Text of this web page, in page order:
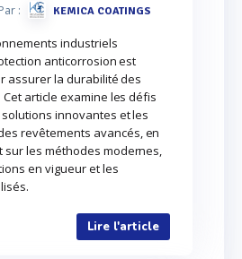
: KEMICA COATINGS
industriels
anticorrosion est
assurer la durabilité des
article examine les défis
innovantes et les
revêtements avancés, en
sur les méthodes modernes,
en vigueur et les
Lire l'article